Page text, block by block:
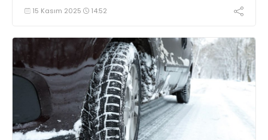
15 Kasım 2025 14:52